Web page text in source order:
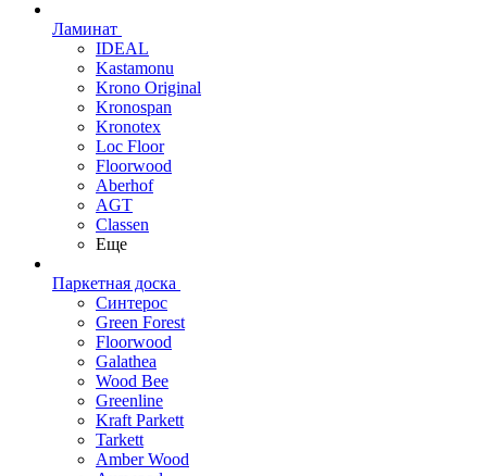
Ламинат
IDEAL
Kastamonu
Krono Original
Kronospan
Kronotex
Loc Floor
Floorwood
Aberhof
AGT
Classen
Еще
Паркетная доска
Синтерос
Green Forest
Floorwood
Galathea
Wood Bee
Greenline
Kraft Parkett
Tarkett
Amber Wood